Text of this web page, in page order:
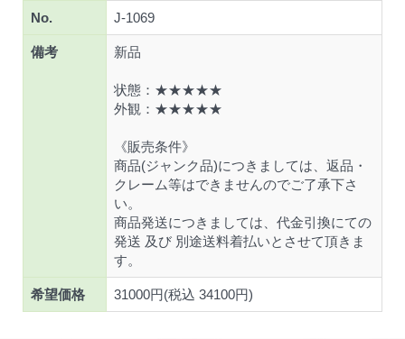
No. J-1069
備考 新品
状態：★★★★★
外観：★★★★★
《販売条件》
商品(ジャンク品)につきましては、返品・
クレーム等はできませんのでご了承下さ
い。
商品発送につきましては、代金引換にての
発送 及び 別途送料着払いとさせて頂きま
す。
希望価格 31000円(税込 34100円)